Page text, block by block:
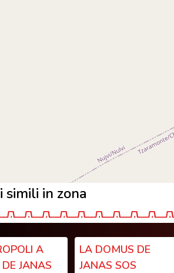
in zona
A
JANAS
LA DOMUS DE
JANAS SOS